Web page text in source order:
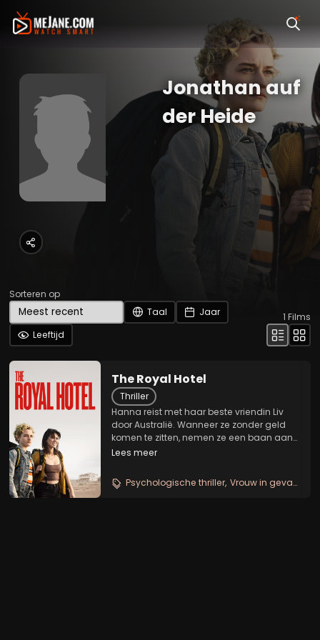
Jonathan auf
der Heide
Sorteren op
Taal
Jaar
Leeftijd
1 Films
The Royal Hotel
Thriller
Hanna reist met haar beste vriendin Liv
door Australië. Wanneer ze zonder geld
komen te zitten, nemen ze een baan aan
in het café The Royal Hotel. De
lokale drinkcultuur kennen, maar op een
gegeven moment...
Lees meer
Psychologische thriller Vrouw in gevaar